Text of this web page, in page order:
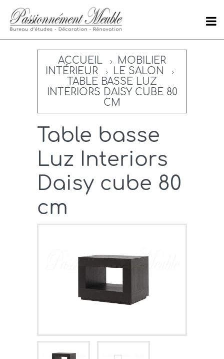
ACCUEIL
MOBILIER
INTÉRIEUR
LE SALON
TABLE BASSE LUZ
INTERIORS DAISY CUBE 80
CM
Table basse
Luz Interiors
Daisy cube 80
cm